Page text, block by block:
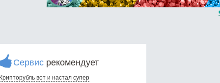
Сервис рекомендует
вот и настал супер